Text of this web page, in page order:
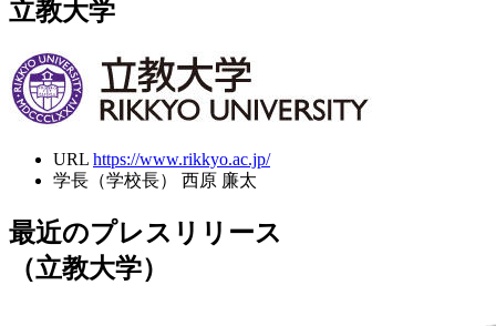
立教大学
URL https://www.rikkyo.ac.jp/
学長（学校長）
西原 廉太
最近のプレスリリース
（立教大学）